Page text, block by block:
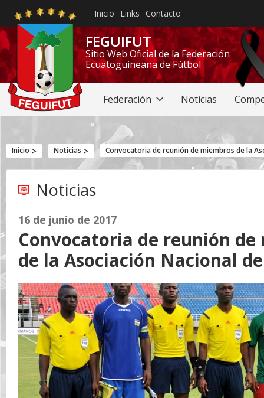
Inicio Links Contacto
FEGUIFUT
Sitio Web Oficial de la Federación
Ecuatoguineana de Fútbol
Federación Noticias
Inicio Noticias Convocatoria de reunión de miembros de la
Noticias
16 de junio de 2017
Convocatoria de reunión de
de la Asociación Nacional